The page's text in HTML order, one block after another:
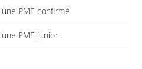
PME confirmé
PME junior